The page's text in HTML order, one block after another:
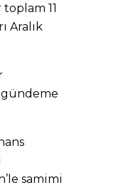
11
Aralık
gündeme
samimi